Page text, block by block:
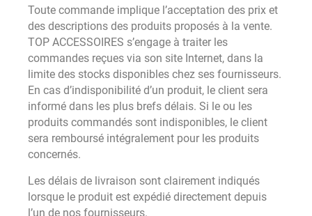
Toute commande implique l’acceptation des prix et
des descriptions des produits proposés à la vente.
TOP ACCESSOIRES s’engage à traiter les
commandes reçues via son site Internet, dans la
limite des stocks disponibles chez ses fournisseurs.
En cas d’indisponibilité d’un produit, le client sera
informé dans les plus brefs délais. Si le ou les
produits commandés sont indisponibles, le client
sera remboursé intégralement pour les produits
concernés.
Les délais de livraison sont clairement indiqués
lorsque le produit est expédié directement depuis
l’un de nos fournisseurs.